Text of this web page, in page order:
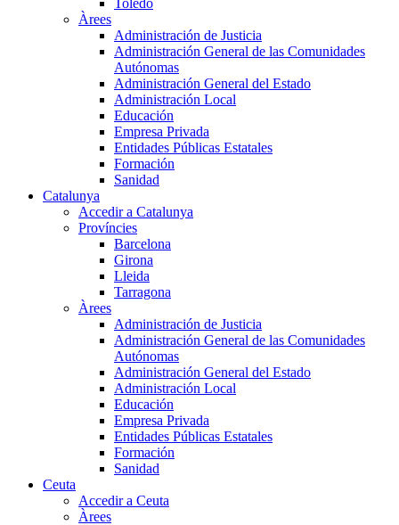
Toledo
Àrees
Administración de Justicia
Administración General de las Comunidades
Autónomas
Administración General del Estado
Administración Local
Educación
Empresa Privada
Entidades Públicas Estatales
Formación
Sanidad
Catalunya
Accedir a Catalunya
Províncies
Barcelona
Girona
Lleida
Tarragona
Àrees
Administración de Justicia
Administración General de las Comunidades
Autónomas
Administración General del Estado
Administración Local
Educación
Empresa Privada
Entidades Públicas Estatales
Formación
Sanidad
Ceuta
Accedir a Ceuta
Àrees